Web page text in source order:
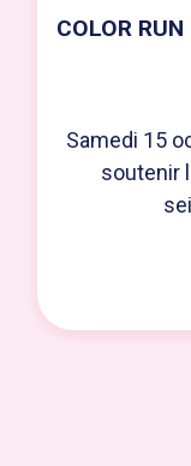
COLOR
Samedi 15
soutenir